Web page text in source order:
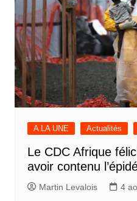
A LA UNE Actualités
Le CDC Afrique
avoir contenu
Martin Levalois 4